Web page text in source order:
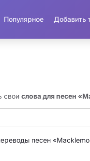
Популярное Добавить
свои слова для песен
песен